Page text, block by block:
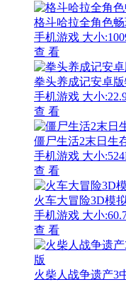
格斗哈拉全角色
手机游戏 大小
查 看
拳头养成记安卓
手机游戏 大小
查 看
僵尸生活2末日生
手机游戏 大小
查 看
火车大冒险3D模
手机游戏 大小
查 看
火柴人战争遗产3